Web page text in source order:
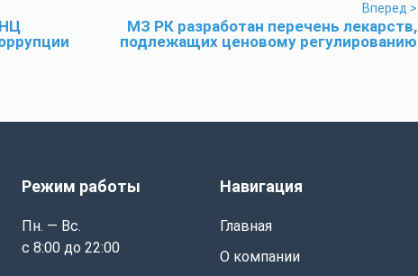
Вперед >
МЗ РК разработан перечень лекарств,
подлежащих ценовому регулированию
Режим работы
Пн. — Вс.
с 8:00 до 22:00
Навигация
Главная
О компании